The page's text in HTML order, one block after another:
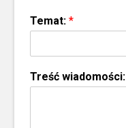
Temat: *
Treść wiadomości: